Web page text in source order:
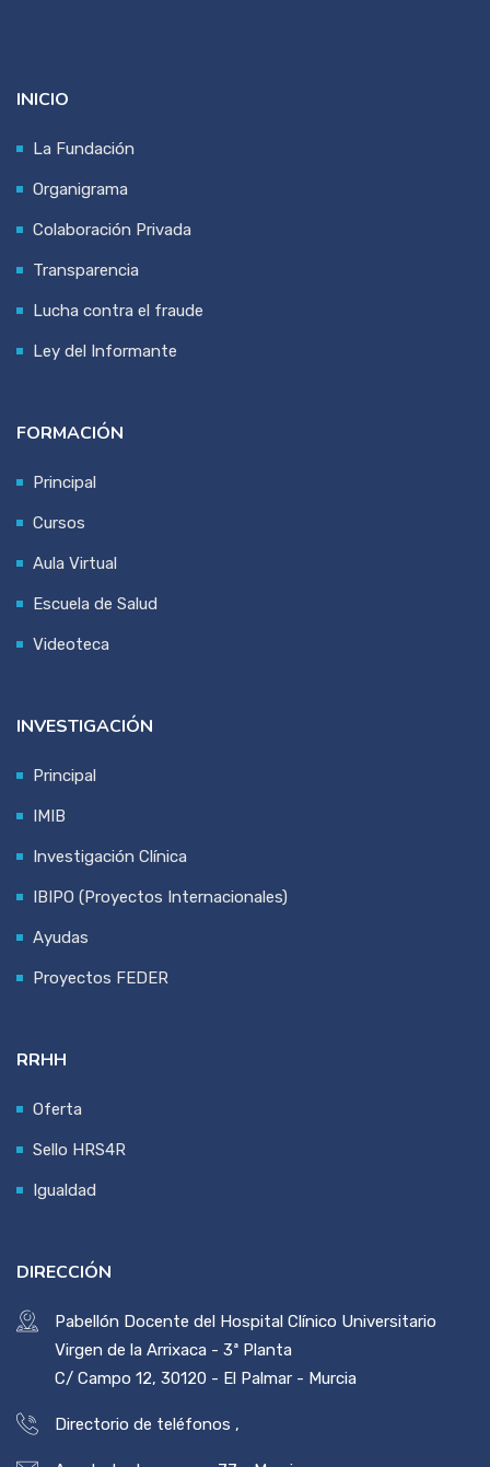
INICIO
La Fundación
Organigrama
Colaboración Privada
Transparencia
Lucha contra el fraude
Ley del Informante
FORMACIÓN
Principal
Cursos
Aula Virtual
Escuela de Salud
Videoteca
INVESTIGACIÓN
Principal
IMIB
Investigación Clínica
IBIPO (Proyectos Internacionales)
Ayudas
Proyectos FEDER
RRHH
Oferta
Sello HRS4R
Igualdad
DIRECCIÓN
Pabellón Docente del Hospital Clínico Universitario
Virgen de la Arrixaca - 3ª Planta
C/ Campo 12, 30120 - El Palmar - Murcia
Directorio de teléfonos ,